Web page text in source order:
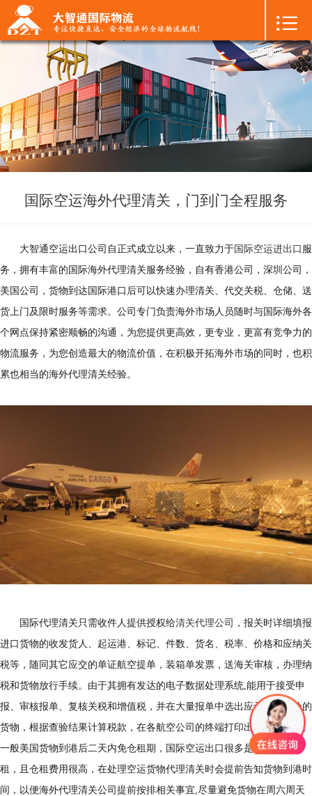
首页
国际空运 +
国际海运 +
国际陆运 +
进口物流
FBA专线
增值服务 +
+

国际空运海外代理清关，门到门全程服务
大智通空运出口公司自正式成立以来，一直致力于 国际空运进出口 服
务，拥有丰富的国际海外代理清关服务经验，自有香港公司，深圳公司，
美国公司，货物到达国际港口后可以快速办理清关、代交关税、仓储、送
货上门及限时服务等需求。公司专门负责海外市场人员随时与国际海外各
个网点保持紧密顺畅的沟通，为您提供更高效，更专业，更富有竞争力的
物流服务，为您创造最大的物流价值，在积极开拓海外市场的同时，也积
累也相当的海外代理清关经验。
国际代理清关只需收件人提供授权给清关代理公司
，报关时详细填报
进口货物的收发货人、起运港、标记、件数、货名、税率、价格和应纳关
税等，随同其它应交的单证航空提单，装箱单发票，送海关审核，办理纳
税和货物放行手续。由于其拥有发达的电子数据处理系统,能用于接受申
报、审核报单、复核关税和增值税，并在大量报单中选出应予重点查验的
货物，根据查验结果计算税款，在各航空公司的终端打印出关税缴款书。
一般美国货物到港后二天内免仓租期，国际空运出口很多是24小时免仓
租，且仓租费用很高，在处理空运货物代理清关时会提前告知货物到港时
间，以便海外代理清关公司提前按排相关事宜,尽量避免货物在周六周天